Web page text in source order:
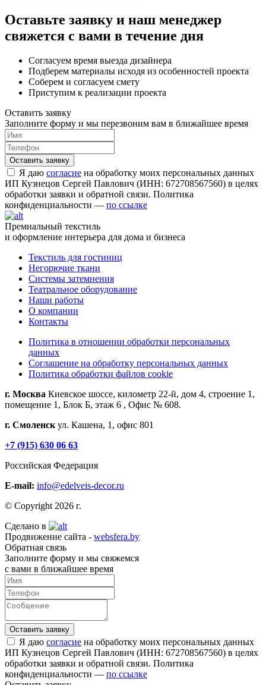
Оставьте заявку и наш менеджер
свяжется с вами в течение дня
Согласуем время выезда дизайнера
Подберем материалы исходя из особенностей проекта
Соберем и согласуем смету
Приступим к реализации проекта
Оставить заявку
Заполните форму и мы перезвоним вам в ближайшее время
Я даю согласие на обработку моих персональных данных
ИП Кузнецов Сергей Павлович (ИНН: 672708567560) в целях
обработки заявки и обратной связи. Политика
конфиденциальности — по ссылке
Премиальный текстиль
и оформление интерьера для дома и бизнеса
Текстиль для гостиниц
Негорючие ткани
Системы затемнения
Театральное оборудование
Наши работы
О компании
Контакты
Политика в отношении обработки персональных
данных
Соглашение на обработку персональных данных
Политика обработки файлов cookie
г. Москва Киевское шоссе, километр 22-й, дом 4, строение 1,
помещение 1, Блок Б, этаж 6 , Офис № 608.
г. Смоленскул. Кашена, 1, офис 801
+7 (915) 630 06 63
Российская Федерация
E-mail: info@edelveis-decor.ru
© Copyright 2026 г.
Сделано в
Продвижение сайта - websfera.by
Обратная связь
Заполните форму и мы свяжемся
с вами в ближайшее время
Я даю согласие на обработку моих персональных данных
ИП Кузнецов Сергей Павлович (ИНН: 672708567560) в целях
обработки заявки и обратной связи. Политика
конфиденциальности — по ссылке